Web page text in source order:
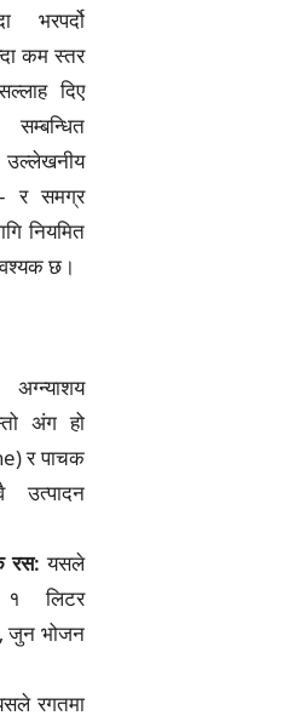
भरपर्दो
कम स्तर
दिए
र समग्र
नियमित
छ।
अंग हो
र पाचक
रस: यसले
लिटर
जुन भोजन
रगतमा